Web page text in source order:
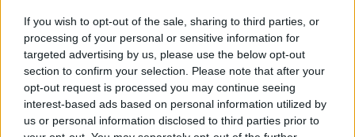
If you wish to opt-out of the sale, sharing to third parties, or
processing of your personal or sensitive information for
targeted advertising by us, please use the below opt-out
section to confirm your selection. Please note that after your
opt-out request is processed you may continue seeing
interest-based ads based on personal information utilized by
us or personal information disclosed to third parties prior to
aici, de acasă”, a transmis Maia Sandu.